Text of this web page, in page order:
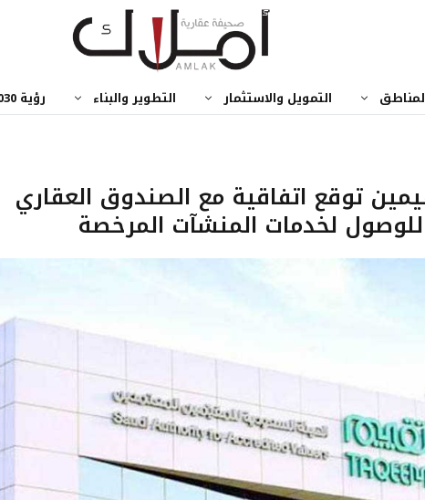
التمويل والاستثمار التطوير والبناء رؤية 2030
توقع اتفاقية مع الصندوق العقاري
لخدمات المنشآت المرخصة